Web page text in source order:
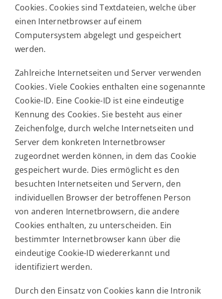
Cookies. Cookies sind Textdateien, welche über
einen Internetbrowser auf einem
Computersystem abgelegt und gespeichert
werden.
Zahlreiche Internetseiten und Server verwenden
Cookies. Viele Cookies enthalten eine sogenannte
Cookie-ID. Eine Cookie-ID ist eine eindeutige
Kennung des Cookies. Sie besteht aus einer
Zeichenfolge, durch welche Internetseiten und
Server dem konkreten Internetbrowser
zugeordnet werden können, in dem das Cookie
gespeichert wurde. Dies ermöglicht es den
besuchten Internetseiten und Servern, den
individuellen Browser der betroffenen Person
von anderen Internetbrowsern, die andere
Cookies enthalten, zu unterscheiden. Ein
bestimmter Internetbrowser kann über die
eindeutige Cookie-ID wiedererkannt und
identifiziert werden.
Durch den Einsatz von Cookies kann die Intronik